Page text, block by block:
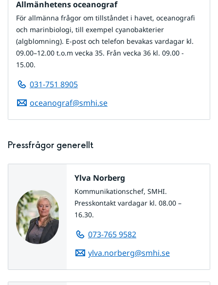
Allmänhetens oceanograf
För allmänna frågor om tillståndet i havet, oceanografi
och marinbiologi, till exempel cyanobakterier
(algblomning). E-post och telefon bevakas vardagar kl.
09.00–12.00 t.o.m vecka 35. Från vecka 36 kl. 09.00 -
15.00.
031-751 8905
oceanograf@smhi.se
Pressfrågor generellt
Ylva Norberg
Kommunikationschef, SMHI.
Presskontakt vardagar kl. 08.00 –
16.30.
073-765 9582
ylva.norberg@smhi.se